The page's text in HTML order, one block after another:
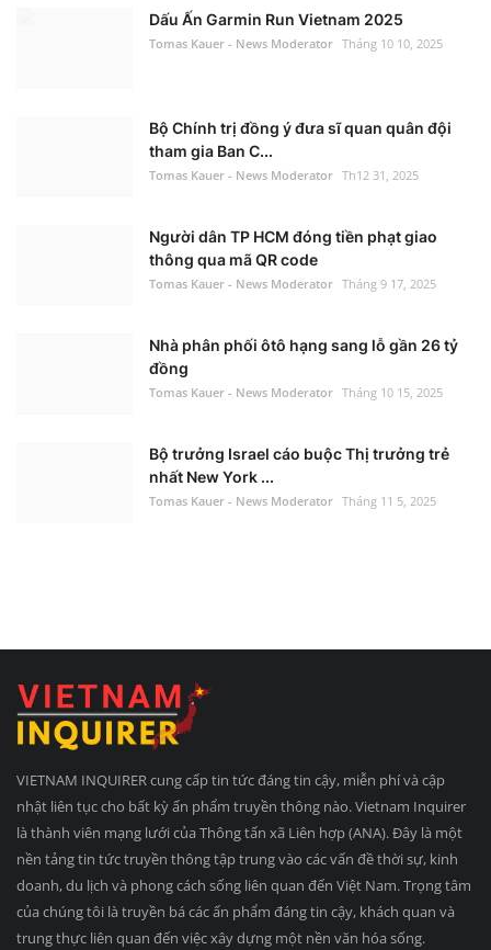
Dấu Ấn Garmin Run Vietnam 2025
Tomas Kauer - News Moderator Tháng 10 10, 2025
Bộ Chính trị đồng ý đưa sĩ quan quân đội
tham gia Ban C...
Tomas Kauer - News Moderator Th12 31, 2025
Người dân TP HCM đóng tiền phạt giao
thông qua mã QR code
Tomas Kauer - News Moderator Tháng 9 17, 2025
Nhà phân phối ôtô hạng sang lỗ gần 26 tỷ
đồng
Tomas Kauer - News Moderator Tháng 10 15, 2025
Bộ trưởng Israel cáo buộc Thị trưởng trẻ
nhất New York ...
Tomas Kauer - News Moderator Tháng 11 5, 2025
VIETNAM INQUIRER cung cấp tin tức đáng tin cậy, miễn phí và cập
nhật liên tục cho bất kỳ ấn phẩm truyền thông nào. Vietnam Inquirer
là thành viên mạng lưới của Thông tấn xã Liên hợp (ANA). Đây là một
nền tảng tin tức truyền thông tập trung vào các vấn đề thời sự, kinh
doanh, du lịch và phong cách sống liên quan đến Việt Nam. Trọng tâm
của chúng tôi là truyền bá các ấn phẩm đáng tin cậy, khách quan và
trung thực liên quan đến việc xây dựng một nền văn hóa sống.